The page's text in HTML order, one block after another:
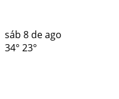
sáb 8 de ago
34° 23°